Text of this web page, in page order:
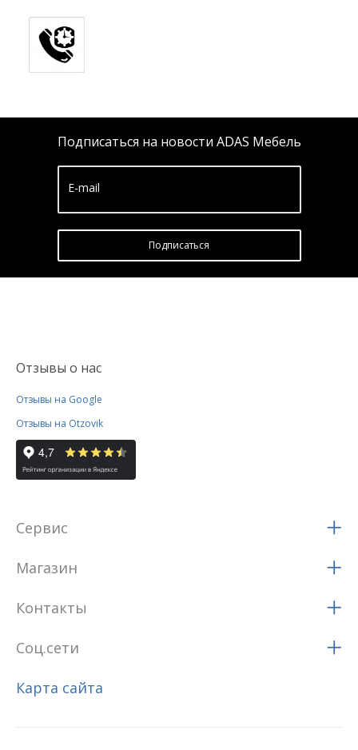
Подписаться на новости ADAS Мебель
E-mail
Подписатьcя
Отзывы о нас
Отзывы на Google
Отзывы на Otzovik
Сервис
Магазин
Контакты
Соц.сети
Карта сайта